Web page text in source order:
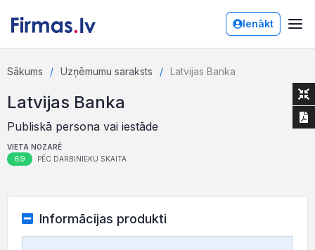
Ienākt
Sākums Uzņēmumu saraksts Latvijas Banka
Latvijas Banka
Publiskā persona vai iestāde
VIETA NOZARĒ
69 PĒC DARBINIEKU SKAITA
Informācijas produkti